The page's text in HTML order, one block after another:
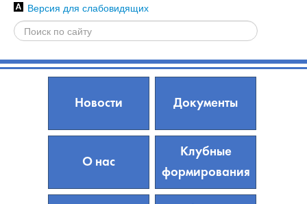
Версия для слабовидящих
Новости Документы
О нас
Клубные
формирования